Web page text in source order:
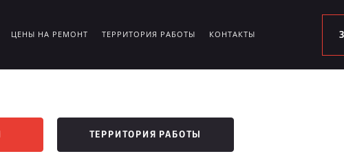
ЦЕНЫ НА РЕМОНТ ТЕРРИТОРИЯ РАБОТЫ КОНТАКТЫ
ТЕРРИТОРИЯ РАБОТЫ